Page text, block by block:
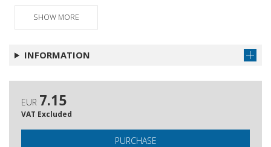
Abstract e autori
SHOW MORE
INFORMATION
EUR 7.15
VAT Excluded
PURCHASE